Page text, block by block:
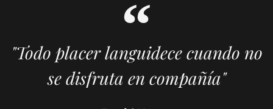
"Todo placer languidece cuando no
se disfruta en compañía"